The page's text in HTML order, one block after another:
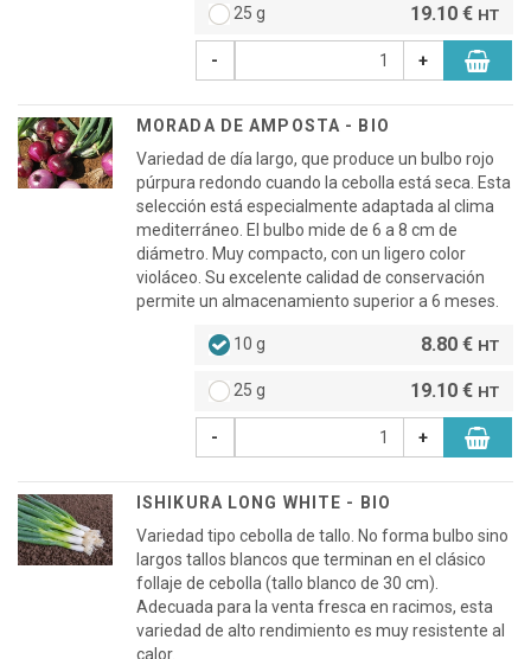
25 g 19.10 € HT
- +
MORADA DE AMPOSTA - BIO
Variedad de día largo, que produce un bulbo rojo
púrpura redondo cuando la cebolla está seca. Esta
selección está especialmente adaptada al clima
mediterráneo. El bulbo mide de 6 a 8 cm de
diámetro. Muy compacto, con un ligero color
violáceo. Su excelente calidad de conservación
permite un almacenamiento superior a 6 meses.
10 g 8.80 € HT
25 g 19.10 € HT
- +
ISHIKURA LONG WHITE - BIO
Variedad tipo cebolla de tallo. No forma bulbo sino
largos tallos blancos que terminan en el clásico
follaje de cebolla (tallo blanco de 30 cm).
Adecuada para la venta fresca en racimos, esta
variedad de alto rendimiento es muy resistente al
calor.